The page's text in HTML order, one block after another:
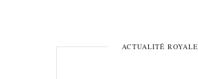
ACTUALITÉ ROYALE